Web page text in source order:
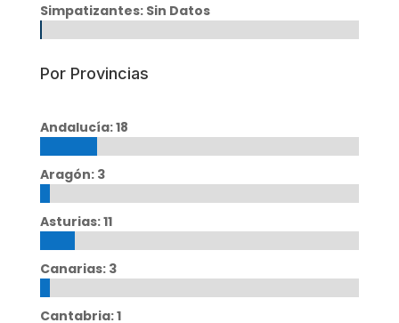
Simpatizantes: Sin Datos
Por Provincias
Andalucía: 18
Aragón: 3
Asturias: 11
Canarias: 3
Cantabria: 1